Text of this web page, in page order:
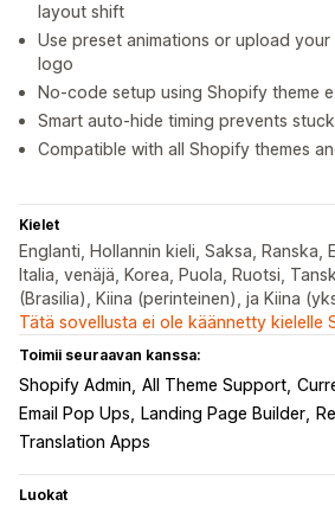
layout shift
Use preset animations or upload your
logo
No-code setup using Shopify theme
Smart auto-hide timing prevents
Compatible with all Shopify themes
Kielet
Englanti, Hollannin kieli, Saksa, Ranska,
Italia, venäjä, Korea, Puola, Ruotsi,
(Brasilia), Kiina (perinteinen), ja Kiina
Tätä sovellusta ei ole käännetty kielelle
Toimii seuraavan kanssa:
Shopify Admin All Theme Support
Email Pop Ups
Landing Page Builder
Translation Apps
Luokat